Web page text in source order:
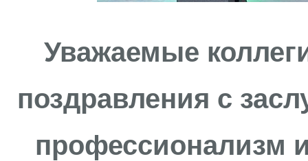
Уважаемые
поздравления с
профессионализм